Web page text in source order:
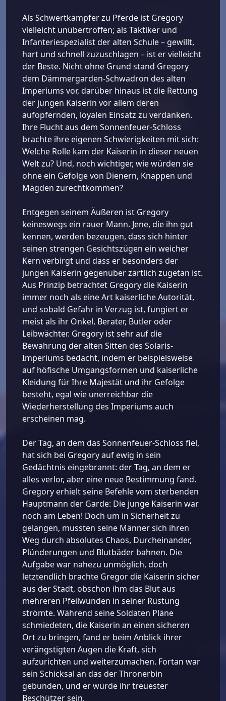
Als Schwertkämpfer zu Pferde ist Gregory
vielleicht unübertroffen; als Taktiker und
Infanteriespezialist der alten Schule – gewillt,
hart und schnell zuzuschlagen – ist er vielleicht
der Beste. Nicht ohne Grund stand Gregory
dem Dämmergarden-Schwadron des alten
Imperiums vor, darüber hinaus ist die Rettung
der jungen Kaiserin vor allem deren
aufopfernden, loyalen Einsatz zu verdanken.
Ihre Flucht aus dem Sonnenfeuer-Schloss
brachte ihre eigenen Schwierigkeiten mit sich:
Welche Rolle kam der Kaiserin in dieser neuen
Welt zu? Und, noch wichtiger, wie würden sie
ohne ein Gefolge von Dienern, Knappen und
Mägden zurechtkommen?
Entgegen seinem Äußeren ist Gregory
keineswegs ein rauer Mann. Jene, die ihn gut
kennen, werden bezeugen, dass sich hinter
seinen strengen Gesichtszügen ein weicher
Kern verbirgt und dass er besonders der
jungen Kaiserin gegenüber zärtlich zugetan ist.
Aus Prinzip betrachtet Gregory die Kaiserin
immer noch als eine Art kaiserliche Autorität,
und sobald Gefahr in Verzug ist, fungiert er
meist als ihr Onkel, Berater, Butler oder
Leibwächter. Gregory ist sehr auf die
Bewahrung der alten Sitten des Solaris-
Imperiums bedacht, indem er beispielsweise
auf höfische Umgangsformen und kaiserliche
Kleidung für Ihre Majestät und ihr Gefolge
besteht, egal wie unerreichbar die
Wiederherstellung des Imperiums auch
erscheinen mag.
Der Tag, an dem das Sonnenfeuer-Schloss fiel,
hat sich bei Gregory auf ewig in sein
Gedächtnis eingebrannt: der Tag, an dem er
alles verlor, aber eine neue Bestimmung fand.
Gregory erhielt seine Befehle vom sterbenden
Hauptmann der Garde: Die junge Kaiserin war
noch am Leben! Doch um in Sicherheit zu
gelangen, mussten seine Männer sich ihren
Weg durch absolutes Chaos, Durcheinander,
Plünderungen und Blutbäder bahnen. Die
Aufgabe war nahezu unmöglich, doch
letztendlich brachte Gregor die Kaiserin sicher
aus der Stadt, obschon ihm das Blut aus
mehreren Pfeilwunden in seiner Rüstung
strömte. Während seine Soldaten Pläne
schmiedeten, die Kaiserin an einen sicheren
Ort zu bringen, fand er beim Anblick ihrer
verängstigten Augen die Kraft, sich
aufzurichten und weiterzumachen. Fortan war
sein Schicksal an das der Thronerbin
gebunden, und er würde ihr treuester
Beschützer sein.